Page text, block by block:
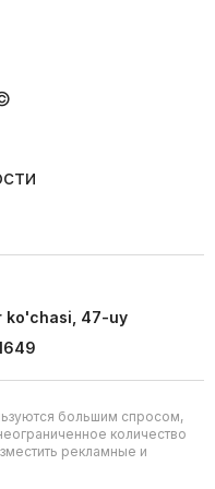
ko'chasi, 47-uy
большим спросом,
количество
рекламные и